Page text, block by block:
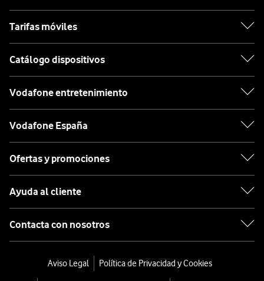
Tarifas móviles
Catálogo dispositivos
Vodafone entretenimiento
Vodafone España
Ofertas y promociones
Ayuda al cliente
Contacta con nosotros
Aviso Legal Política de Privacidad y Cookies